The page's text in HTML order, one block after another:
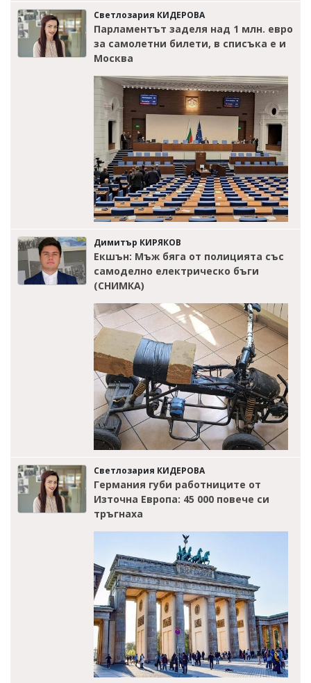
Светлозария КИДЕРОВА
Парламентът заделя над 1 млн. евро
за самолетни билети, в списъка е и
Москва
Димитър КИРЯКОВ
Екшън: Мъж бяга от полицията със
самоделно електрическо бъги
(СНИМКА)
Светлозария КИДЕРОВА
Германия губи работниците от
Източна Европа: 45 000 повече си
тръгнаха